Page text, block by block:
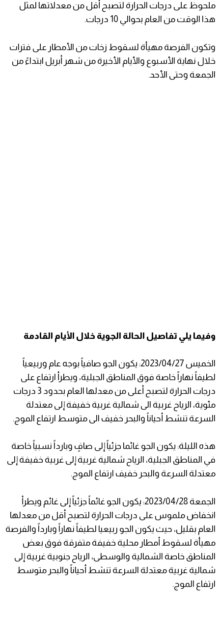
ملحوظ على درجات الحرارة لتصبح أقل من معدلاتها لمثل
هذا الوقت من العام بحوالي 10 درجات.
وتكون الفرصة مهيأة لسقوط زخات من الأمطار على فترات
خلال نهاية الأسبوع والأيام الأخيرة من شهر أبريل ابتداءً من
الجمعة وحتى الأحد.
وفيما يلي تفاصيل الحالة الجوية خلال الأيام القادمة
الخميس 2023/04/27: يكون الجو صافياً بوجه عام وربيعياً
لطيفاً نهاراً خاصة فوق المناطق الجبلية، ويطرأ ارتفاع على
درجات الحرارة لتصبح أعلى من معدلها العام بحدود 3 درجات
مئوية، الرياح غربية الى شمالية غربية خفيفة إلى معتدلة
السرعة تنشط أحياناً والبحر خفيف الى متوسط ارتفاع الموج.
هذه الليلة: يكون الجو غائما جزئياً إلى صافٍ وبارداً نسبياً خاصة
في المناطق الجبلية، الرياح شمالية غربية إلى غربية خفيفة إلى
معتدلة السرعة والبحر خفيف ارتفاع الموج.
الجمعة 2023/04/28: يكون الجو غائماً جزئياً إلى غائم ويطرأ
انخفاض ملموس على درجات الحرارة لتصبح أقل من معدلها
العام بقليل، حيث يكون الجو ربيعيا لطيفاً نهاراً وبارداً والفرصة
مهيأة لسقوط أمطار محلية خفيفة متفرقة فوق بعض
المناطق خاصة الشمالية والوسطى، الرياح جنوبية غربية إلى
شمالية غربية معتدلة السرعة تنشط أحياناً والبحر متوسط
ارتفاع الموج.